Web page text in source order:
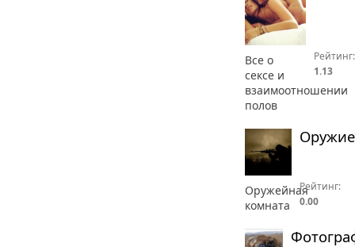
Все о
сексе и
взаимоотношении
полов
Рейтинг:
1.13
Оружие
Оружейная
комната
Рейтинг:
0.00